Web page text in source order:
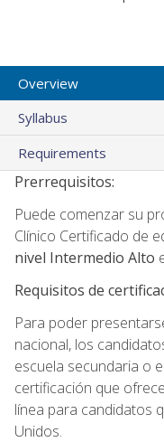
Overview
Syllabus
Requirements
Prerrequisitos:
Puede comenzar su
Clínico Certificado de
nivel Intermedio Alto
Requisitos de
Para poder
nacional, los
escuela secundaria o
certificación que
línea para candidatos
Unidos.